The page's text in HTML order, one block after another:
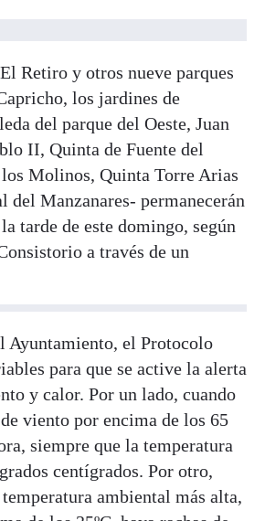
Retiro y otros nueve parques
los jardines de
del parque del Oeste, Juan
II, Quinta de Fuente del
Molinos, Quinta Torre Arias
del Manzanares- permanecerán
tarde de este domingo, según
a través de un
Ayuntamiento, el Protocolo
para que se active la alerta
y calor. Por un lado, cuando
viento por encima de los 65
siempre que la temperatura
centígrados. Por otro,
ambiental más alta,